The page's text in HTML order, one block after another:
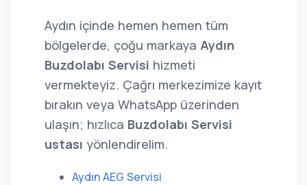
Aydın içinde hemen hemen tüm
bölgelerde, çoğu markaya Aydın
Buzdolabı Servisi hizmeti
vermekteyiz. Çağrı merkezimize kayıt
bırakın veya WhatsApp üzerinden
ulaşın; hızlıca Buzdolabı Servisi
ustası yönlendirelim.
Aydın AEG Servisi